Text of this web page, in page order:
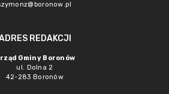
REDAKCJI
Gminy Boronów
ul. Dolna 2
42-283 Boronów